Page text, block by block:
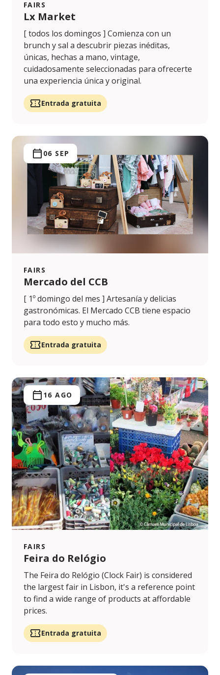
FAIRS
Lx Market
[ todos los domingos ] Comienza con un
brunch y sal a descubrir piezas inéditas,
únicas, hechas a mano, vintage,
cuidadosamente seleccionadas para ofrecerte
una experiencia única y original.
Entrada gratuita
FAIRS
Mercado del CCB
06 SEP
[ 1º domingo del mes ] Artesanía y delicias
gastronómicas. El Mercado CCB tiene espacio
para todo esto y mucho más.
Entrada gratuita
FAIRS
Feira do Relógio
16 AGO
The Feira do Relógio (Clock Fair) is considered
the largest fair in Lisbon, it's a reference point
to find a wide range of products at affordable
prices.
Entrada gratuita